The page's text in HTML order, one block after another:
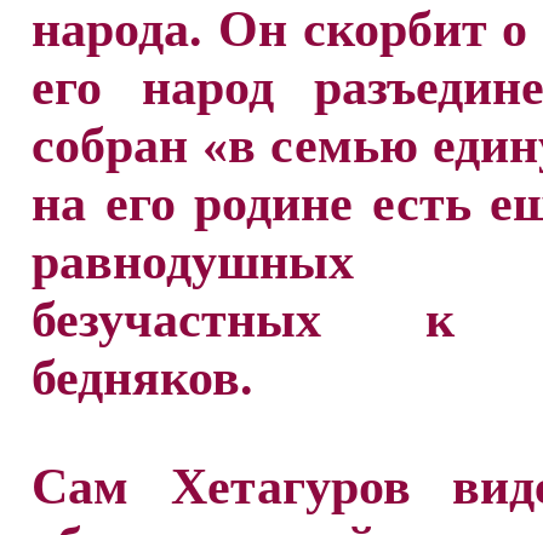
народа. Он скорбит
его народ
собран «в семью
на его родине есть
равнодушных
безучастных к
бедняков.
Сам Хетагуров